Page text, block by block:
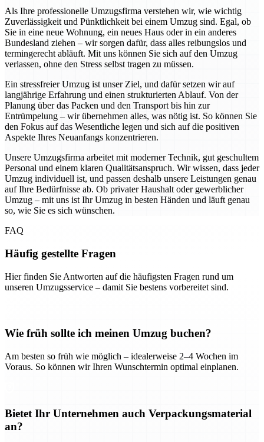
Als Ihre professionelle Umzugsfirma verstehen wir, wie wichtig
Zuverlässigkeit und Pünktlichkeit bei einem Umzug sind. Egal, ob
Sie in eine neue Wohnung, ein neues Haus oder in ein anderes
Bundesland ziehen – wir sorgen dafür, dass alles reibungslos und
termingerecht abläuft. Mit uns können Sie sich auf den Umzug
verlassen, ohne den Stress selbst tragen zu müssen.
Ein stressfreier Umzug ist unser Ziel, und dafür setzen wir auf
langjährige Erfahrung und einen strukturierten Ablauf. Von der
Planung über das Packen und den Transport bis hin zur
Entrümpelung – wir übernehmen alles, was nötig ist. So können Sie
den Fokus auf das Wesentliche legen und sich auf die positiven
Aspekte Ihres Neuanfangs konzentrieren.
Unsere Umzugsfirma arbeitet mit moderner Technik, gut geschultem
Personal und einem klaren Qualitätsanspruch. Wir wissen, dass jeder
Umzug individuell ist, und passen deshalb unsere Leistungen genau
auf Ihre Bedürfnisse ab. Ob privater Haushalt oder gewerblicher
Umzug – mit uns ist Ihr Umzug in besten Händen und läuft genau
so, wie Sie es sich wünschen.
FAQ
Häufig gestellte Fragen
Hier finden Sie Antworten auf die häufigsten Fragen rund um
unseren Umzugsservice – damit Sie bestens vorbereitet sind.
Wie früh sollte ich meinen Umzug buchen?
Am besten so früh wie möglich – idealerweise 2–4 Wochen im
Voraus. So können wir Ihren Wunschtermin optimal einplanen.
Bietet Ihr Unternehmen auch Verpackungsmaterial
an?